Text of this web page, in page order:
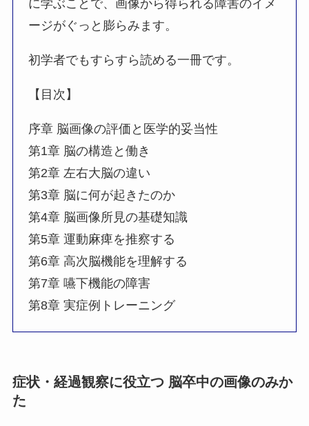
に学ぶことで、画像から得られる障害のイメ
ージがぐっと膨らみます。
初学者でもすらすら読める一冊です。
【目次】
序章 脳画像の評価と医学的妥当性
第1章 脳の構造と働き
第2章 左右大脳の違い
第3章 脳に何が起きたのか
第4章 脳画像所見の基礎知識
第5章 運動麻痺を推察する
第6章 高次脳機能を理解する
第7章 嚥下機能の障害
第8章 実症例トレーニング
症状・経過観察に役立つ 脳卒中の画像のみか
た